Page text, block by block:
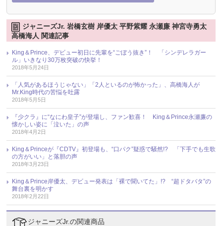
ジャニーズJr. 岩橋玄樹 岸優太 平野紫耀 永瀬廉 神宮寺勇太
高橋海人 関連記事
King＆Prince、デビュー初日に先輩を“ごぼう抜き”！ 「シンデレラガー
ル」いきなり30万枚突破の快挙！
2018年5月24日
「人気があるほうじゃない」「2人といるのが怖かった」、高橋海人が
Mr.King時代の苦悩を吐露
2018年5月5日
『少クラ』に“なにわ皇子”が登場し、ファン歓喜！ King＆Prince永瀬廉の
懐かしい姿に「泣いた」の声
2018年4月2日
King＆Princeが『CDTV』初登場も、“口パク”疑惑で騒然!? 「下手でも生歌
の方がいい」と落胆の声
2018年3月23日
King＆Prince岸優太、デビュー発表は「裸で聞いてた」!? “超ドタバタ”の
舞台裏を明かす
2018年2月22日
ジャニーズJr.の関連商品